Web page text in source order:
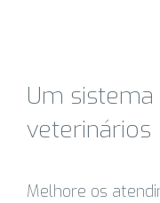
Um
veterinários
Melhore os